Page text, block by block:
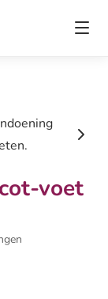
voet